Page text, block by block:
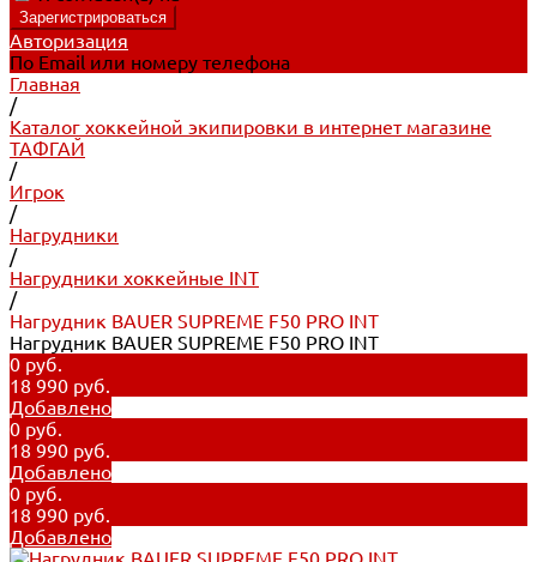
Авторизация
По Email или номеру телефона
Главная
/
Каталог хоккейной экипировки в интернет магазине
ТАФГАЙ
/
Игрок
/
Нагрудники
/
Нагрудники хоккейные INT
/
Нагрудник BAUER SUPREME F50 PRO INT
Нагрудник BAUER SUPREME F50 PRO INT
0 руб.
18 990 руб.
Добавлено
0 руб.
18 990 руб.
Добавлено
0 руб.
18 990 руб.
Добавлено